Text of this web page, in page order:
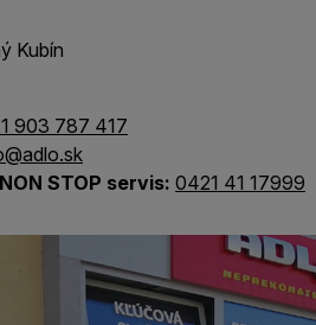
Kubín
903 787 417
STOP servis: 0421 41 17999